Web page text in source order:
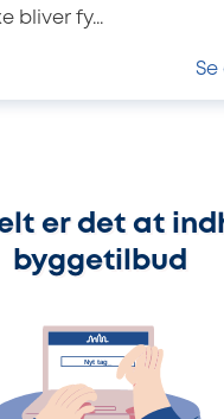
bliver fy...
er det at
byggetilbud